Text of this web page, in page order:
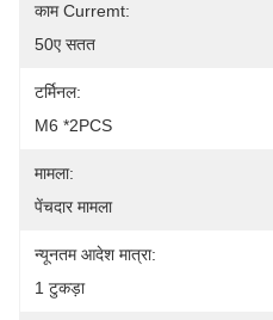
काम Curremt:
50ए सतत
टर्मिनल:
M6 *2PCS
मामला:
पेंचदार मामला
न्यूनतम आदेश मात्रा:
1 टुकड़ा